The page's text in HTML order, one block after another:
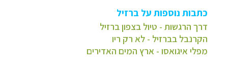
כתבות נוספות על ברזיל
דרך הרגשות - טיול בצפון ברזיל
הקרנבל בברזיל - לא רק ריו
מפלי איגואסו - ארץ המים האדירים